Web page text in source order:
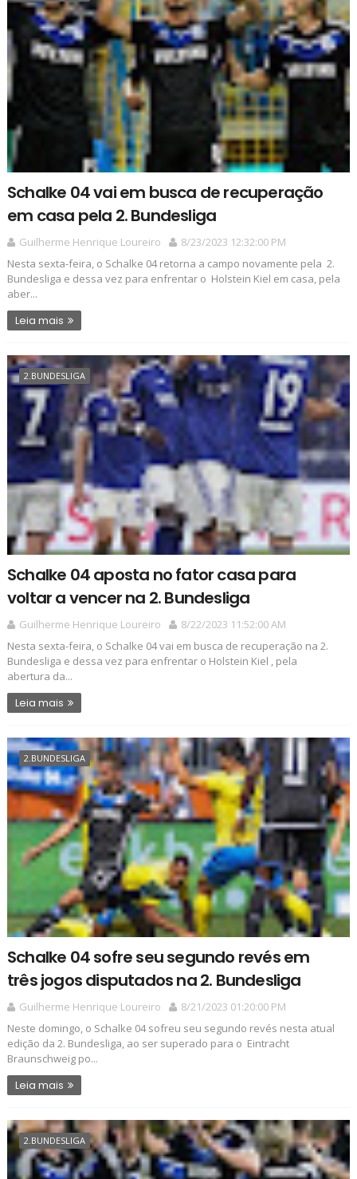
Schalke 04 vai em busca de recuperação
em casa pela 2. Bundesliga
Guilherme Henrique Loureiro
8/23/2023 12:32:00 PM
Nesta sexta-feira, o Schalke 04 retorna a campo novamente pela 2.
Bundesliga e dessa vez para enfrentar o Holstein Kiel em casa, pela
aber...
Leia mais
2.BUNDESLIGA
Schalke 04 aposta no fator casa para
voltar a vencer na 2. Bundesliga
Guilherme Henrique Loureiro
8/22/2023 11:52:00 AM
Nesta sexta-feira, o Schalke 04 vai em busca de recuperação na 2.
Bundesliga e dessa vez para enfrentar o Holstein Kiel , pela
abertura da...
Leia mais
2.BUNDESLIGA
Schalke 04 sofre seu segundo revés em
três jogos disputados na 2. Bundesliga
Guilherme Henrique Loureiro
8/21/2023 01:20:00 PM
Neste domingo, o Schalke 04 sofreu seu segundo revés nesta atual
edição da 2. Bundesliga, ao ser superado para o Eintracht
Braunschweig po...
Leia mais
2.BUNDESLIGA